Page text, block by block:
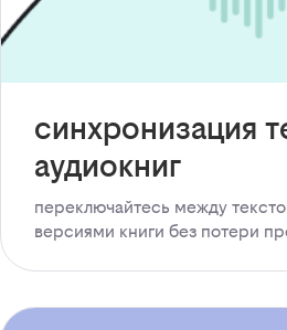
синхронизация
аудиокниг
переключайтесь между
версиями книги без потери